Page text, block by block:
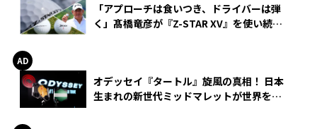
「アプローチは食いつき、ドライバーは弾
く」髙橋竜彦が『Z-STAR XV』を使い続け
オデッセイ『タートル』旋風の真相！ 日本
生まれの新世代ミッドマレットが世界を席